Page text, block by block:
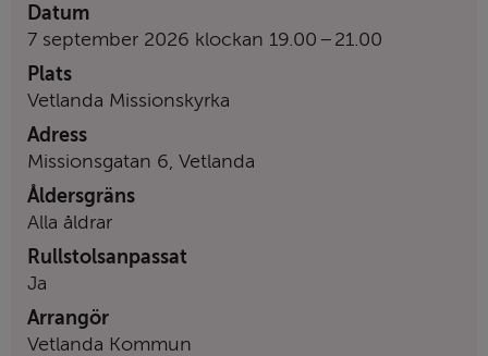
Datum
7 september 2026 klockan 19.00 – till
21.00
Plats
Vetlanda Missionskyrka
Adress
Missionsgatan 6, Vetlanda
Åldersgräns
Alla åldrar
Rullstolsanpassat
Ja
Arrangör
Vetlanda Kommun